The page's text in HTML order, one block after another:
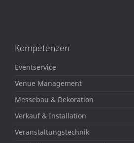
Kompetenzen
Eventservice
Venue Management
Messebau & Dekoration
Verkauf & Installation
Veranstaltungstechnik